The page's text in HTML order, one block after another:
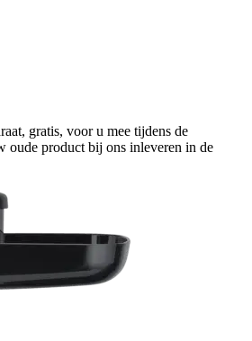
gratis, voor u mee tijdens de
oude product bij ons inleveren in de